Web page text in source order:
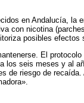
en Andalucía, la
con nicotina
posibles efectos
El
seis meses y al
de riesgo de